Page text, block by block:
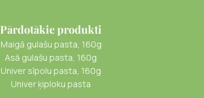
Pārdotākie produkti
Maigā gulašu pasta, 160g
Asā gulašu pasta, 160g
Univer sīpolu pasta, 160g
Univer ķiploku pasta